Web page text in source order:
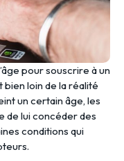
pour souscrire à un
loin de la réalité
un certain âge, les
de lui concéder des
conditions qui